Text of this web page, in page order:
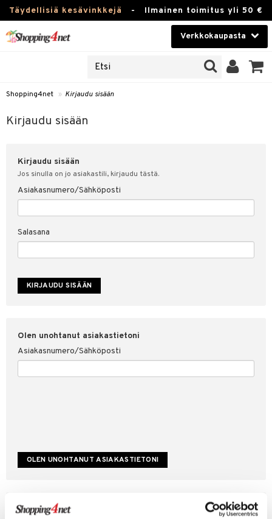
Täydellisiä kesävinkkejä - Ilmainen toimitus yli 50 €
Verkkokaupasta
Piilolinssit
Luontaistuotteet
Fitness
Koti & Sisustus
Lelut, Lapsi & Vauva
Tuotemerkkejä
Shopping4net » Kirjaudu sisään
Kirjaudu sisään
Kirjaudu sisään
Jos sinulla on jo asiakastili, kirjaudu tästä.
Asiakasnumero/Sähköposti
Salasana
Olen unohtanut asiakastietoni
Asiakasnumero/Sähköposti
Luo uusi asiakas
sisään
& vastauksia
myyntiehdot
suojaus